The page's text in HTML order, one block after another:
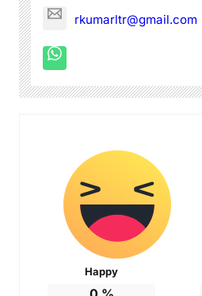
rkumarltr@gmail.com
Happy